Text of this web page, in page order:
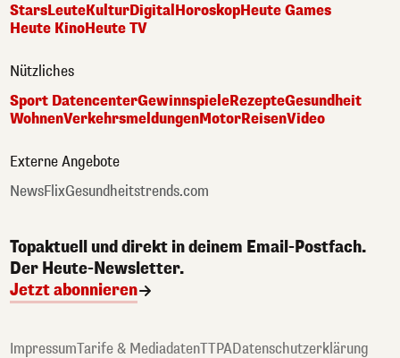
StarsLeuteKulturDigital HoroskopHeute Games
Heute KinoHeute TV
Nützliches
Sport DatencenterGewinnspieleRezepteGesundheit
WohnenVerkehrsmeldungenMotorReisenVideo
Externe Angebote
NewsFlixGesundheitstrends.com
Topaktuell und direkt in deinem Email-Postfach.
Der Heute-Newsletter.
Jetzt abonnieren
ImpressumTarife & MediadatenTTPADatenschutzerklärung